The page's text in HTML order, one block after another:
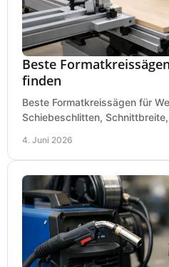
Beste
finden
Beste Formatkreissägen für
Schiebeschlitten,
4. Juni 2026